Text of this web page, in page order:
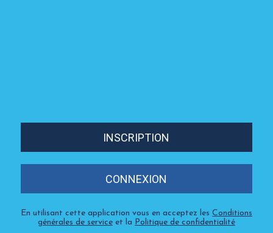
INSCRIPTION
CONNEXION
En utilisant cette application vous en acceptez les Conditions
générales de service et la Politique de confidentialité